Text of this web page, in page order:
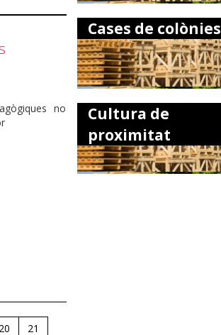
no
20
21
Cases de colònies
Cultura de
proximitat